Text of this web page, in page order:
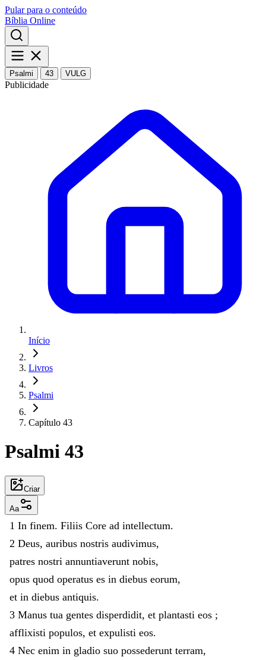
Pular para o conteúdo
Bíblia Online
Psalmi 43 VULG
Publicidade
Início
Livros
Psalmi
Capítulo 43
Psalmi 43
Criar
Aa
1 In finem. Filiis Core ad intellectum.
2 Deus, auribus nostris audivimus,
patres nostri annuntiaverunt nobis,
opus quod operatus es in diebus eorum,
et in diebus antiquis.
3 Manus tua gentes disperdidit, et plantasti eos ;
afflixisti populos, et expulisti eos.
4 Nec enim in gladio suo possederunt terram,